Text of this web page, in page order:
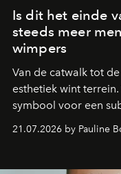
Is dit het einde
steeds meer
wimpers
Van de catwalk tot
esthetiek wint
symbool voor een
waarin
aan make-up.
21.07.2026 by Pauline